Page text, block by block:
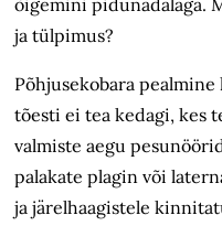
õigemini pidunädalaga.
ja tülpimus?
Põhjusekobara
tõesti ei tea kedagi, kes
valmiste aegu
palakate plagin või
ja järelhaagistele